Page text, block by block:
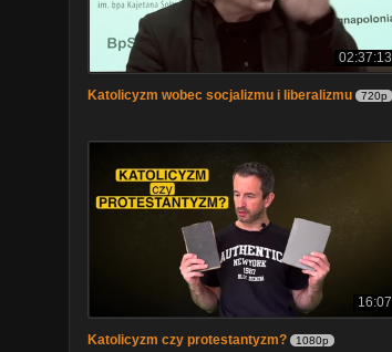
02:37:13
Katolicyzm wobec socjalizmu i liberalizmu 720p
16:07
Katolicyzm czy protestantyzm? 1080p